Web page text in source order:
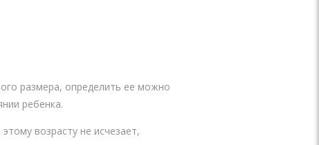
размера, определить ее можно
ребенка.
возрасту не исчезает,